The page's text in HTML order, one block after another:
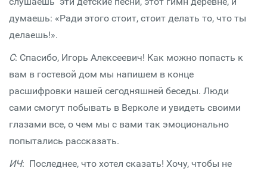
думаешь: «Ради этого стоит, стоит делать то, что ты
делаешь!».
С: Спасибо, Игорь Алексеевич! Как можно попасть к
вам в гостевой дом мы напишем в конце
расшифровки нашей сегодняшней беседы. Люди
сами смогут побывать в Верколе и увидеть своими
глазами все, о чем мы с вами так эмоционально
попытались рассказать.
ИЧ: Последнее, что хотел сказать! Хочу, чтобы не